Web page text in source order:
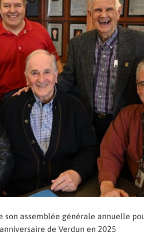
son assemblée générale annuelle
de Verdun en 2025